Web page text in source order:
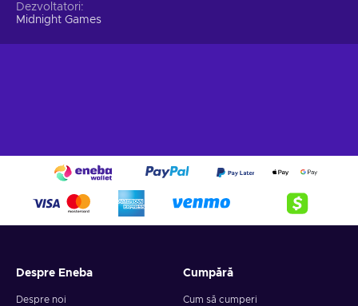
Dezvoltatori
Midnight Games
Despre Eneba
Despre noi
Cumpără
Cum să cumperi